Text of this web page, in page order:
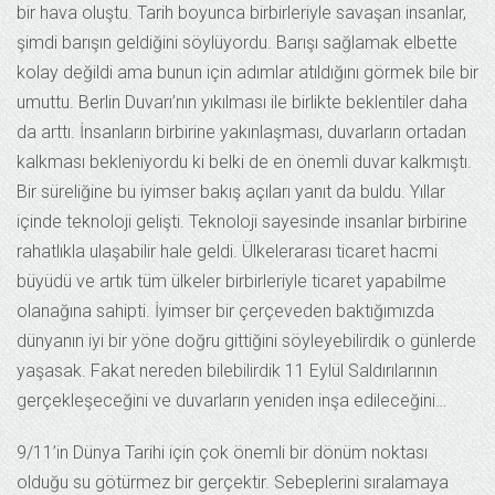
bir hava oluştu. Tarih boyunca birbirleriyle savaşan insanlar,
şimdi barışın geldiğini söylüyordu. Barışı sağlamak elbette
kolay değildi ama bunun için adımlar atıldığını görmek bile bir
umuttu. Berlin Duvarı’nın yıkılması ile birlikte beklentiler daha
da arttı. İnsanların birbirine yakınlaşması, duvarların ortadan
kalkması bekleniyordu ki belki de en önemli duvar kalkmıştı.
Bir süreliğine bu iyimser bakış açıları yanıt da buldu. Yıllar
içinde teknoloji gelişti. Teknoloji sayesinde insanlar birbirine
rahatlıkla ulaşabilir hale geldi. Ülkelerarası ticaret hacmi
büyüdü ve artık tüm ülkeler birbirleriyle ticaret yapabilme
olanağına sahipti. İyimser bir çerçeveden baktığımızda
dünyanın iyi bir yöne doğru gittiğini söyleyebilirdik o günlerde
yaşasak. Fakat nereden bilebilirdik 11 Eylül Saldırılarının
gerçekleşeceğini ve duvarların yeniden inşa edileceğini…
9/11’in Dünya Tarihi için çok önemli bir dönüm noktası
olduğu su götürmez bir gerçektir. Sebeplerini sıralamaya